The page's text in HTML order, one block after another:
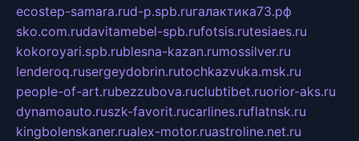
ecostep-samara.rud-p.spb.ruгалактика73.рф
sko.com.rudavitamebel-spb.rufotsis.rutesiaes.ru
kokoroyari.spb.rublesna-kazan.rumossilver.ru
lenderoq.rusergeydobrin.rutochkazvuka.msk.ru
people-of-art.rubezzubova.ruclubtibet.ruorior-aks.ru
dynamoauto.ruszk-favorit.rucarlines.ruflatnsk.ru
kingbolenskaner.rualex-motor.ruastroline.net.ru